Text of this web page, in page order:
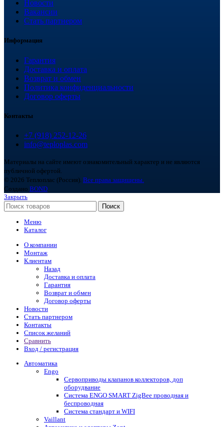
Новости
Вакансии
Стать партнером
Информация
Гарантия
Доставка и оплата
Возврат и обмен
Политика конфиденциальности
Договор оферты
Контакты
+7 (918) 252-12-26
info@teploplas.com
Материалы на сайте имеют ознакомительный характер и не являются
публичной офертой.
© 2026 Теплоплас (Россия). Все права защищены.
Создано BOND
Закрыть
Поиск
Меню
Каталог
О компании
Монтаж
Клиентам
Назад
Доставка и оплата
Гарантия
Возврат и обмен
Договор оферты
Новости
Стать партнером
Контакты
Список желаний
Сравнить
Вход / регистрация
Автоматика
Engo
Сервоприводы клапанов коллекторов, доп
оборудвание
Система ENGO SMART ZigBee проводная и
беспроводная
Система стандарт и WIFI
Vaillant